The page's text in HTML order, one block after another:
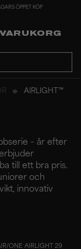
ÖPPET KÖP
VARUKORG
AIRLIGHT™
– år efter
till ett bra pris.
och
innovativ
ONE AIRLIGHT 29